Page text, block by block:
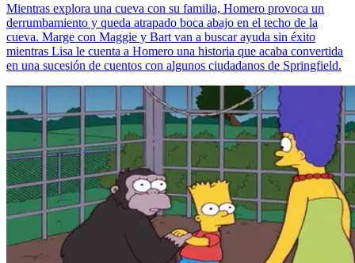
Mientras explora una cueva con su familia, Homero provoca un
derrumbamiento y queda atrapado boca abajo en el techo de la
cueva. Marge con Maggie y Bart van a buscar ayuda sin éxito
mientras Lisa le cuenta a Homero una historia que acaba convertida
en una sucesión de cuentos con algunos ciudadanos de Springfield.